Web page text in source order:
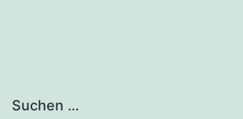
Suchen …